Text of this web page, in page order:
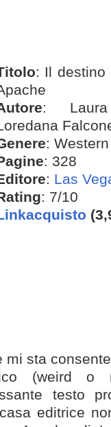
: Il destino
:
: Western
: 328
: Las
: 7/10
mi sta
(weird o
testo
editrice